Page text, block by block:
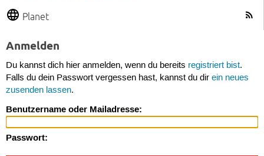
Planet
Anmelden
Du kannst dich hier anmelden, wenn du bereits registriert bist.
Falls du dein Passwort vergessen hast, kannst du dir ein neues
zusenden lassen.
Benutzername oder Mailadresse:
Passwort: